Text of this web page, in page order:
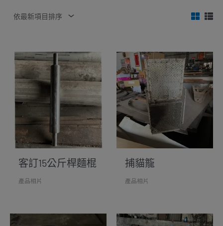
客訂15公斤桿麵棍
產品相片
捕貓籠
產品相片